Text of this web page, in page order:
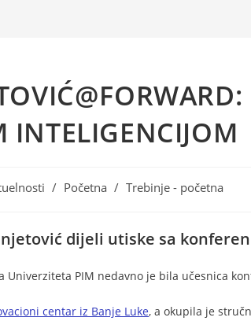
INTELIGENCIJOM
/ Početna / Trebinje - početna
dijeli utiske sa
Univerziteta PIM nedavno je bila učesnica
centar iz Banje Luke, a okupila je